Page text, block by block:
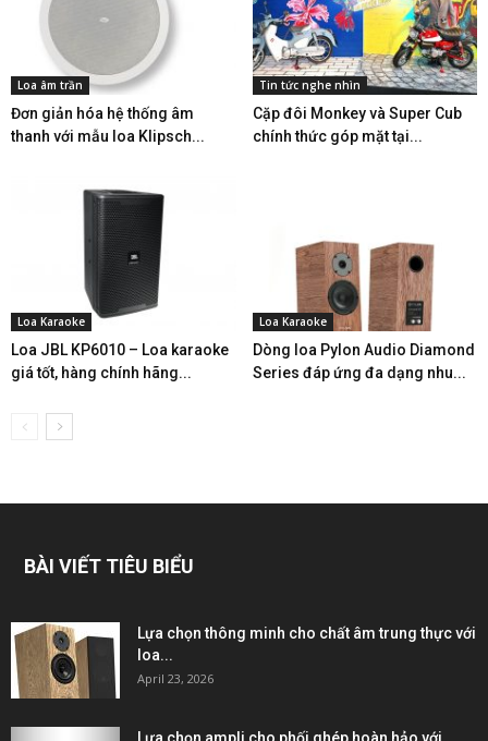
Loa âm trần
Đơn giản hóa hệ thống âm
thanh với mẫu loa Klipsch...
Tin tức nghe nhìn
Cặp đôi Monkey và Super Cub
chính thức góp mặt tại...
Loa Karaoke
Loa JBL KP6010 – Loa karaoke
giá tốt, hàng chính hãng...
Loa Karaoke
Dòng loa Pylon Audio Diamond
Series đáp ứng đa dạng nhu...
BÀI VIẾT TIÊU BIỂU
Lựa chọn thông minh cho chất âm trung thực với
loa...
April 23, 2026